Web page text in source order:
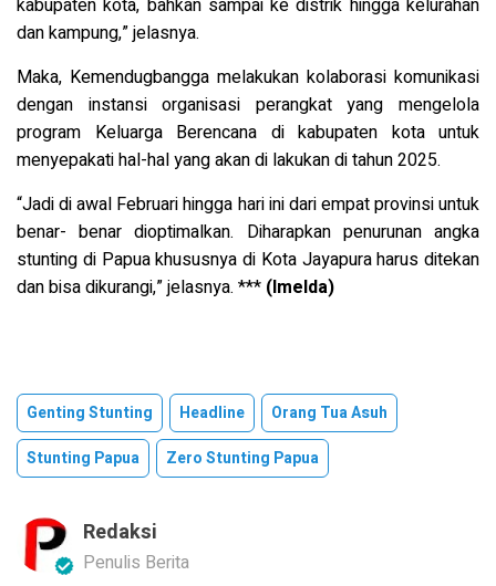
kabupaten kota, bahkan sampai ke distrik hingga kelurahan
dan kampung,” jelasnya.
Maka, Kemendugbangga melakukan kolaborasi komunikasi
dengan instansi organisasi perangkat yang mengelola
program Keluarga Berencana di kabupaten kota untuk
menyepakati hal-hal yang akan di lakukan di tahun 2025.
“Jadi di awal Februari hingga hari ini dari empat provinsi untuk
benar- benar dioptimalkan. Diharapkan penurunan angka
stunting di Papua khususnya di Kota Jayapura harus ditekan
dan bisa dikurangi,” jelasnya. *** (Imelda)
Genting Stunting Headline
Orang Tua Asuh
Stunting Papua
Zero Stunting Papua
Redaksi
Penulis Berita